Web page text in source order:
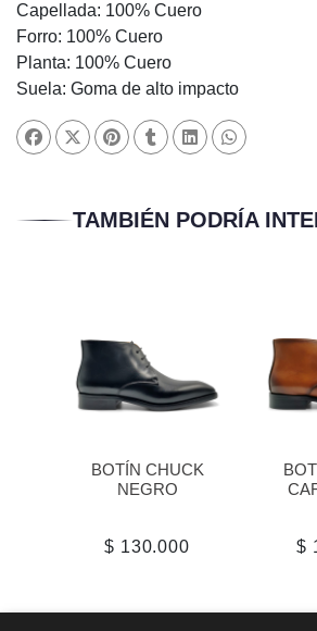
Capellada: 100% Cuero
Forro: 100% Cuero
Planta: 100% Cuero
Suela: Goma de alto impacto
TAMBIÉN PODRÍA
BOTÍN CHUCK
NEGRO
$ 130.000 $